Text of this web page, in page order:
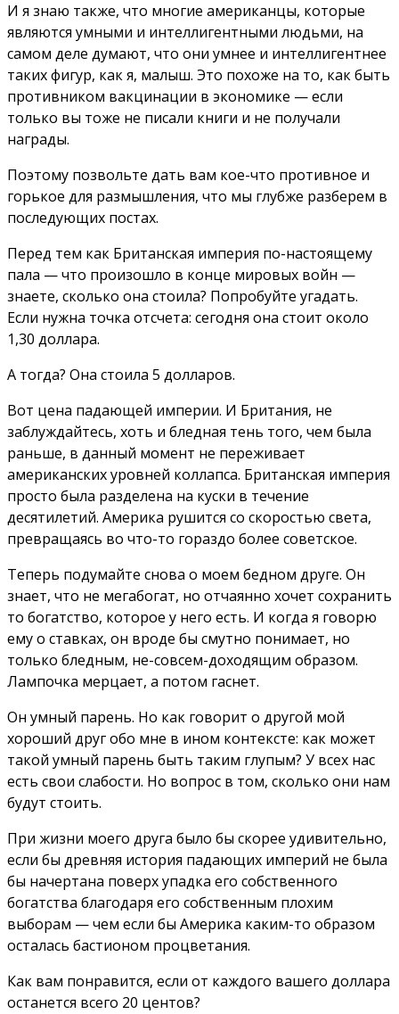
И я знаю также, что многие американцы, которые
являются умными и интеллигентными людьми, на
самом деле думают, что они умнее и интеллигентнее
таких фигур, как я, малыш. Это похоже на то, как быть
противником вакцинации в экономике — если
только вы тоже не писали книги и не получали
награды.
Поэтому позвольте дать вам кое-что противное и
горькое для размышления, что мы глубже разберем в
последующих постах.
Перед тем как Британская империя по-настоящему
пала — что произошло в конце мировых войн —
знаете, сколько она стоила? Попробуйте угадать.
Если нужна точка отсчета: сегодня она стоит около
1,30 доллара.
А тогда? Она стоила 5 долларов.
Вот цена падающей империи. И Британия, не
заблуждайтесь, хоть и бледная тень того, чем была
раньше, в данный момент не переживает
американских уровней коллапса. Британская империя
просто была разделена на куски в течение
десятилетий. Америка рушится со скоростью света,
превращаясь во что-то гораздо более советское.
Теперь подумайте снова о моем бедном друге. Он
знает, что не мегабогат, но отчаянно хочет сохранить
то богатство, которое у него есть. И когда я говорю
ему о ставках, он вроде бы смутно понимает, но
только бледным, не-совсем-доходящим образом.
Лампочка мерцает, а потом гаснет.
Он умный парень. Но как говорит о другой мой
хороший друг обо мне в ином контексте: как может
такой умный парень быть таким глупым? У всех нас
есть свои слабости. Но вопрос в том, сколько они нам
будут стоить.
При жизни моего друга было бы скорее удивительно,
если бы древняя история падающих империй не была
бы начертана поверх упадка его собственного
богатства благодаря его собственным плохим
выборам — чем если бы Америка каким-то образом
осталась бастионом процветания.
Как вам понравится, если от каждого вашего доллара
останется всего 20 центов?